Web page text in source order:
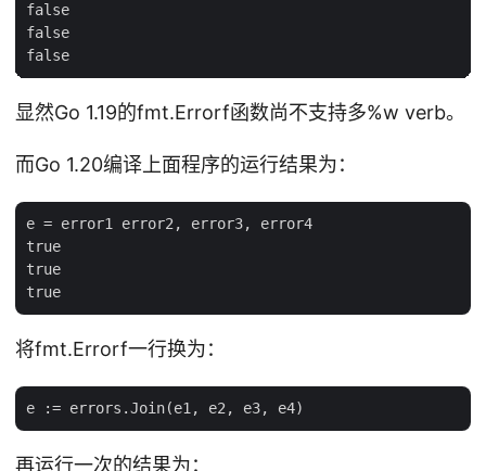
false
false
显然Go 1.19的fmt.Errorf函数尚不支持多%w verb。
而Go 1.20编译上面程序的运行结果为：
e = error1 error2, error3, error4
true
true
将fmt.Errorf一行换为：
再运行一次的结果为：